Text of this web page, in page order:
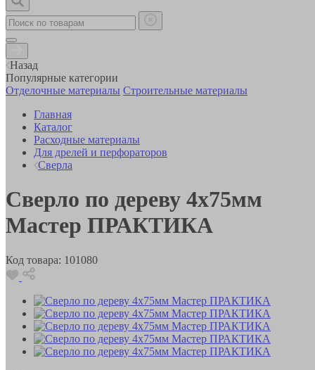
Назад
Популярные категории
Отделочные материалы Строительные материалы
Главная
Каталог
Расходные материалы
Для дрелей и перфораторов
Сверла
Сверло по дереву 4х75мм
Мастер ПРАКТИКА
Код товара: 101080